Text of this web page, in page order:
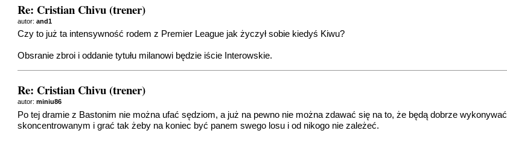
Re: Cristian Chivu (trener)
autor:and1
Czy to już ta intensywność rodem z Premier League jak życzył sobie kiedyś Kiwu?
Obsranie zbroi i oddanie tytułu milanowi będzie iście Interowskie.
Re: Cristian Chivu (trener)
autor:miniu86
Po tej dramie z Bastonim nie można ufać sędziom, a już na pewno nie można zdawać się na to, że będą dobrze
skoncentrowanym i grać tak żeby na koniec być panem swego losu i od nikogo nie zależeć.